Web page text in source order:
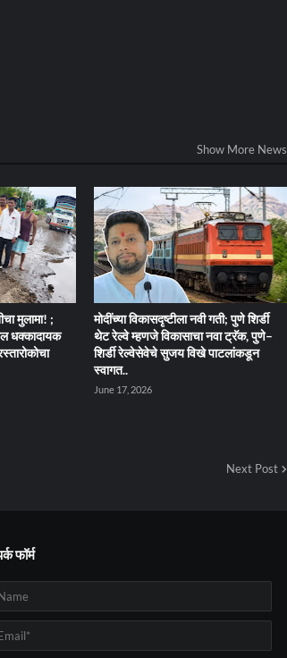
Show More News
मुलामा! ;
धक्कादायक
मोदींच्या विकासदृष्टीला नवी गती; पुणे शिर्डी
थेट रेल्वे म्हणजे विकासाचा नवा ट्रॅक, पुणे–
शिर्डी रेल्वेसेवेचे सुजय विखे पाटलांकडून
स्वागत..
June 17, 2026
Next Post
फॉर्म